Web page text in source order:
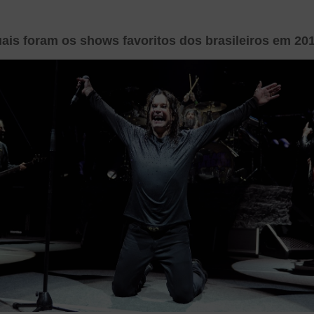
foram os shows favoritos dos brasileiros em